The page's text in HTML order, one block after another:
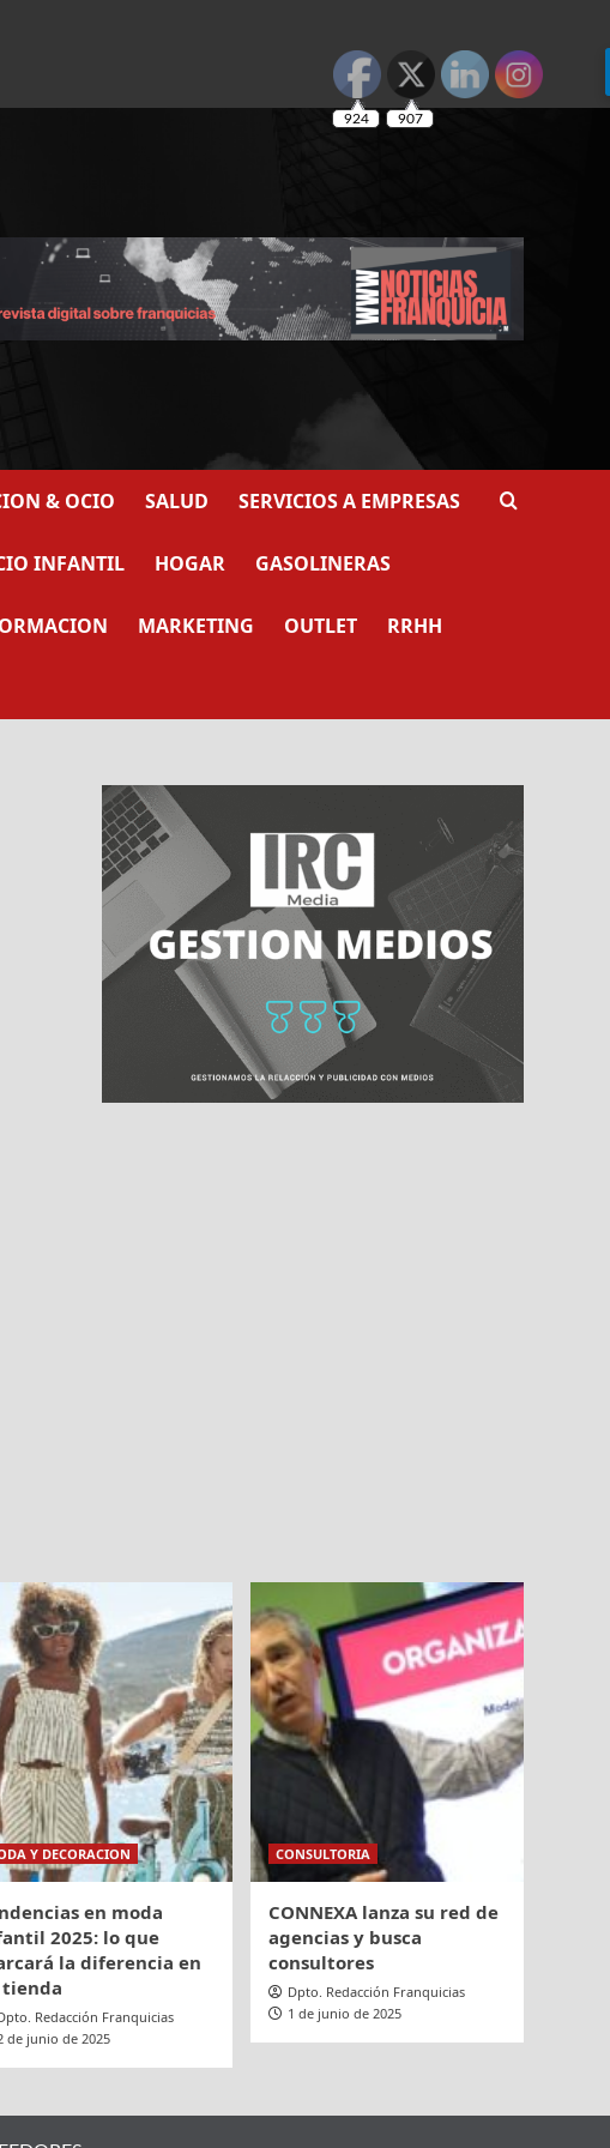
& OCIO SALUD SERVICIOS A EMPRESAS
INFANTIL HOGAR GASOLINERAS
MARKETING OUTLET RRHH
Y DECORACION
en moda
2025: lo que
la diferencia en
Redacción Franquicias
de junio de 2025
CONSULTORIA
CONNEXA lanza su red de
agencias y busca
consultores
Dpto. Redacción Franquicias
1 de junio de 2025
924 907